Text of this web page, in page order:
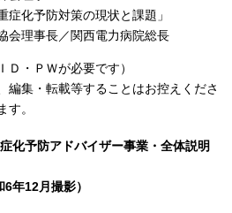
化予防対策の現状と課題」
会理事長／関西電力病院総長
ＩＤ・ＰＷが必要です）
集・転載等することはお控えくださ
す。
化予防アドバイザー事業・全体説明
年12月撮影）